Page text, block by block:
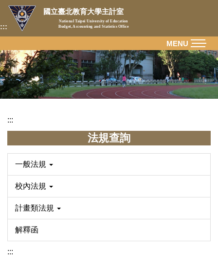
跳
主
內
容
區
:::
國立臺北教育大學主計室
National Taipei University of Education
Budget, Accounting and Statistics Office
MENU
:::
法規查詢
一般法規
校內法規
計畫類法規
解釋函
:::